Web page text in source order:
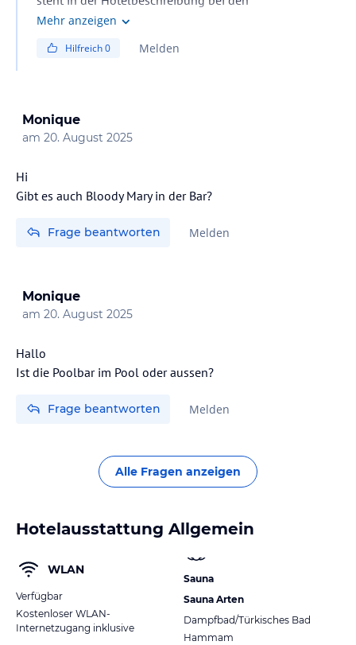
Angebotsdetails, dass die Einrichtungen des
einen Aufpreis kosten soll, wird nirgends erwähnt.
Mehr anzeigen
Hilfreich0 Melden
Monique
am 20. August 2025
Hi
Gibt es auch Bloody Mary in der Bar?
Frage beantworten Melden
Monique
am 20. August 2025
Hallo
Ist die Poolbar im Pool oder aussen?
Frage beantworten Melden
Alle Fragen anzeigen
Hotelausstattung Allgemein
WLAN
Verfügbar
Kostenloser WLAN-
Internetzugang inklusive
Sauna
Sauna Arten
Dampfbad/Türkisches Bad
Hammam